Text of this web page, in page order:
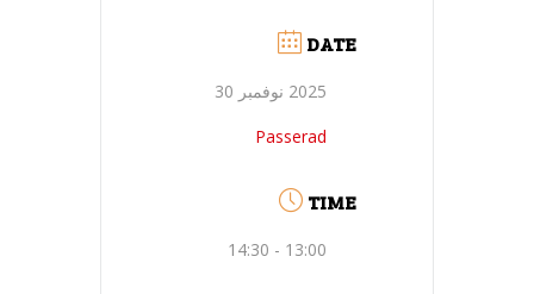
DATE
2025 نوفمبر 30
Passerad
TIME
13:00 - 14:30